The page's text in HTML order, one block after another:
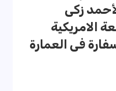
لأحمد زكى
الامريكية
فى العمارة